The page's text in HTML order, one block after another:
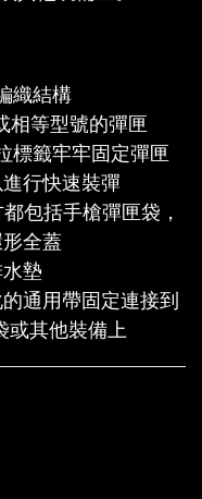
織結構
相等型號的彈匣
標籤牢牢固定彈匣
行快速裝彈
包括手槍彈匣袋，
全蓋
墊
通用帶固定連接到
或其他裝備上